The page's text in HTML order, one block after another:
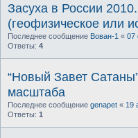
Засуха в России
(геофизическое или
Последнее сообщение Вован-1 « 07
Ответы: 4
“Новый Завет
масштаба
Последнее сообщение genapet « 19
Ответы: 1